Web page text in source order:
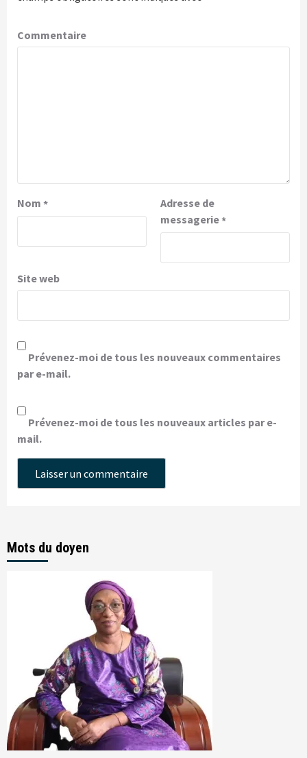
Commentaire
Nom *
Adresse de
messagerie*
Site web
Prévenez-moi de tous les nouveaux commentaires
par e-mail.
Prévenez-moi de tous les nouveaux articles par e-
mail.
Mots du doyen